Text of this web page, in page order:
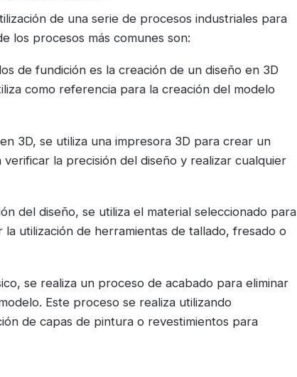
de una serie de procesos industriales para
los procesos más comunes son:
de fundición es la creación de un diseño en 3D
como referencia para la creación del modelo
3D, se utiliza una impresora 3D para crear un
la precisión del diseño y realizar cualquier
del diseño, se utiliza el material seleccionado para
utilización de herramientas de tallado, fresado o
se realiza un proceso de acabado para eliminar
Este proceso se realiza utilizando
de capas de pintura o revestimientos para